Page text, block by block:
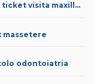
Costo ticket visita maxillo facciale
massetere
odontoiatria